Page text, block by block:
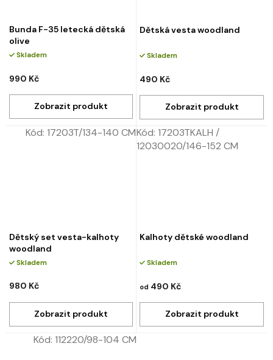
Bunda F-35 letecká dětská
olive
Skladem
990 Kč
Dětská vesta woodland
Skladem
490 Kč
Dětský set vesta-kalhoty
woodland
Skladem
980 Kč
Kód: 17203T/134-140 CM
Kalhoty dětské woodland
Skladem
od 490 Kč
Kód: 17203TKALH /
12030020/146-152 CM
Kód: 112220/98-104 CM